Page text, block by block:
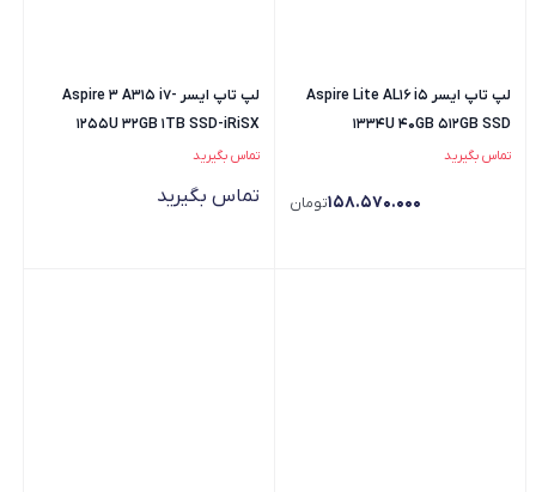
لپ تاپ ایسر Aspire Lite AL16 i5
1334U 40GB 512GB SSD
تماس بگیرید
158.570.000تومان
لپ تاپ ایسر Aspire 3 A315 i7-
1255U 32GB 1TB SSD-iRiSX
تماس بگیرید
تماس بگیرید